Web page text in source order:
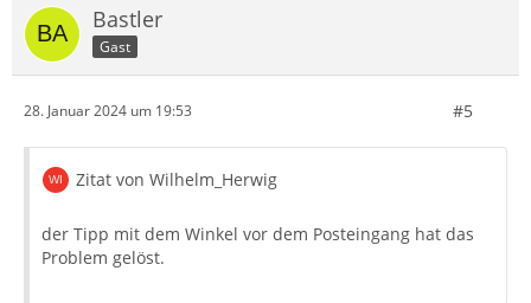
Bastler
Gast
28. Januar 2024 um 19:53 #5
Zitat von Wilhelm_Herwig
der Tipp mit dem Winkel vor dem Posteingang hat das
Problem gelöst.